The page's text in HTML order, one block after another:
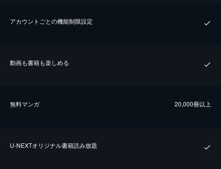
アカウントごとの機能制限設定
動画も書籍も楽しめる
無料マンガ 20,000冊以上
U-NEXTオリジナル書籍読み放題